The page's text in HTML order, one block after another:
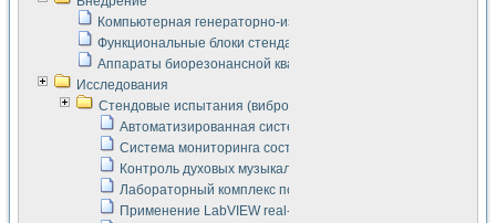
Компьютерная генераторно-измерительная система
Функциональные блоки стенда "Сигнал-USB"
Аппараты биорезонансной квантовой терапии серии СКАН
Исследования
Стендовые испытания (виброакустика, тензометрия и т.п.)
Автоматизированная система измерения параметров
Система мониторинга состояния тяговых
Контроль духовых музыкальных инструментов
Лабораторный комплекс по исследованию элементной
Применение LabVIEW real-time module для